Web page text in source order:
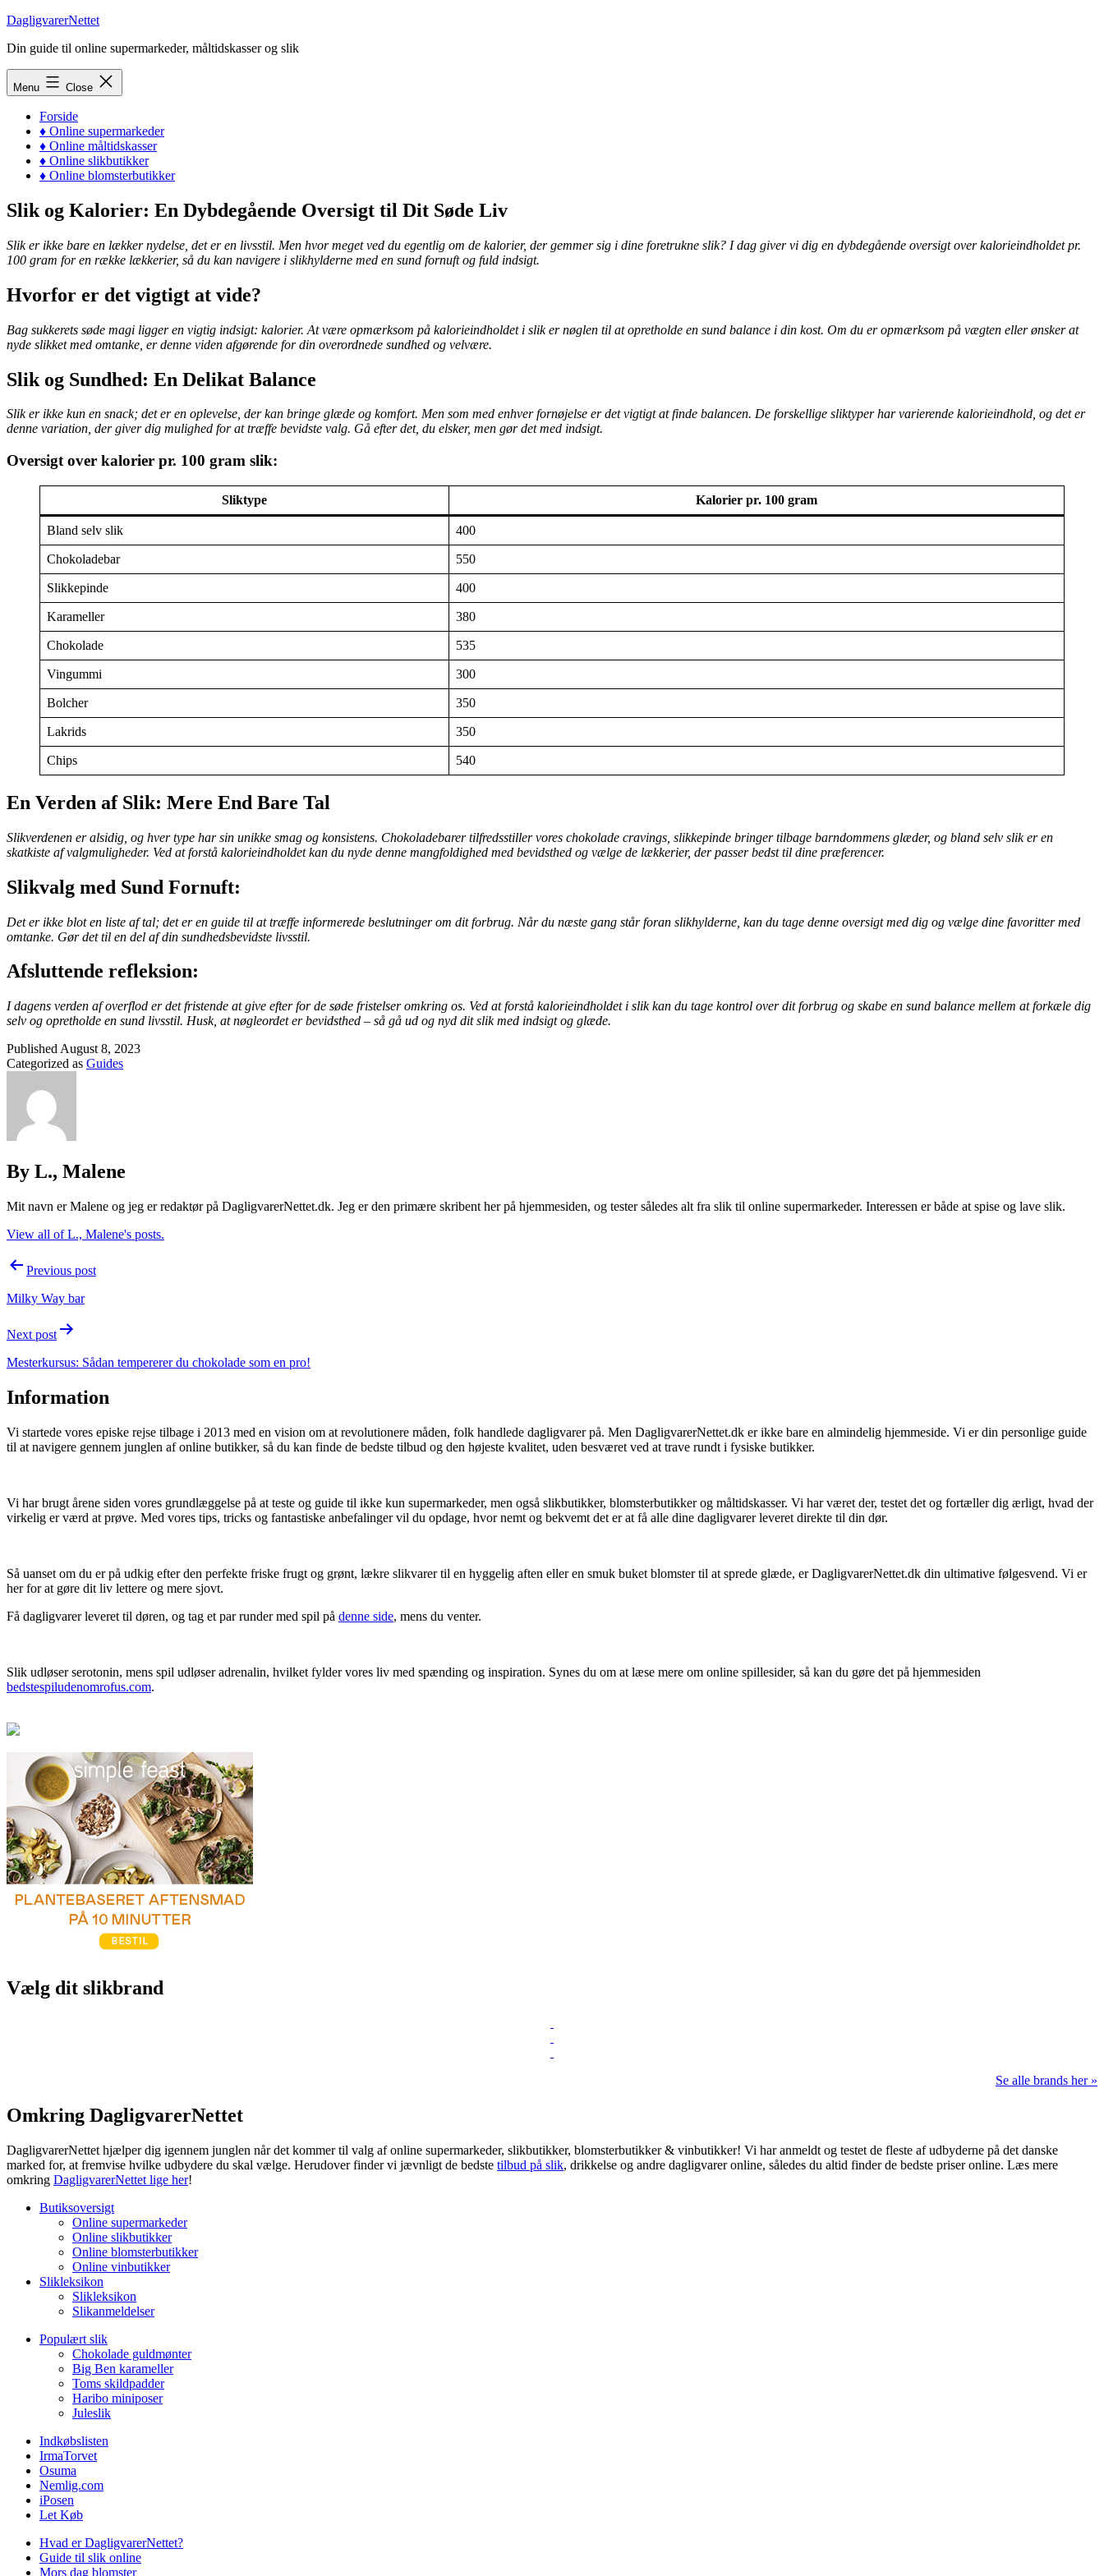
Skip
content
DagligvarerNettet
Din guide til online supermarkeder, måltidskasser og slik
Menu Close
Forside
♦ Online supermarkeder
♦ Online måltidskasser
♦ Online slikbutikker
♦ Online blomsterbutikker
Slik og Kalorier: En Dybdegående Oversigt til Dit Søde Liv
Slik er ikke bare en lækker nydelse, det er en livsstil. Men hvor meget ved du egentlig om de kalorier, der gemmer sig i dine foretrukne slik? I dag giver vi dig en dybdegående oversigt over kalorieindholdet pr.
100 gram for en række lækkerier, så du kan navigere i slikhylderne med en sund fornuft og fuld indsigt.
Hvorfor er det vigtigt at vide?
Bag sukkerets søde magi ligger en vigtig indsigt: kalorier. At være opmærksom på kalorieindholdet i slik er nøglen til at opretholde en sund balance i din kost. Om du er opmærksom på vægten eller ønsker at
nyde slikket med omtanke, er denne viden afgørende for din overordnede sundhed og velvære.
Slik og Sundhed: En Delikat Balance
Slik er ikke kun en snack; det er en oplevelse, der kan bringe glæde og komfort. Men som med enhver fornøjelse er det vigtigt at finde balancen. De forskellige sliktyper har varierende kalorieindhold, og det er
denne variation, der giver dig mulighed for at træffe bevidste valg. Gå efter det, du elsker, men gør det med indsigt.
Oversigt over kalorier pr. 100 gram slik:
Sliktype Kalorier pr. 100 gram
Bland selv slik 400
Chokoladebar 550
Slikkepinde 400
Karameller 380
Chokolade 535
Vingummi 300
Bolcher 350
Lakrids 350
Chips 540
En Verden af Slik: Mere End Bare Tal
Slikverdenen er alsidig, og hver type har sin unikke smag og konsistens. Chokoladebarer tilfredsstiller vores chokolade cravings, slikkepinde bringer tilbage barndommens glæder, og bland selv slik er en
skatkiste af valgmuligheder. Ved at forstå kalorieindholdet kan du nyde denne mangfoldighed med bevidsthed og vælge de lækkerier, der passer bedst til dine præferencer.
Slikvalg med Sund Fornuft:
Det er ikke blot en liste af tal; det er en guide til at træffe informerede beslutninger om dit forbrug. Når du næste gang står foran slikhylderne, kan du tage denne oversigt med dig og vælge dine favoritter med
omtanke. Gør det til en del af din sundhedsbevidste livsstil.
Afsluttende refleksion:
I dagens verden af overflod er det fristende at give efter for de søde fristelser omkring os. Ved at forstå kalorieindholdet i slik kan du tage kontrol over dit forbrug og skabe en sund balance mellem at forkæle dig
selv og opretholde en sund livsstil. Husk, at nøgleordet er bevidsthed – så gå ud og nyd dit slik med indsigt og glæde.
Published August 8, 2023
Categorized as Guides
By L., Malene
Mit navn er Malene og jeg er redaktør på DagligvarerNettet.dk. Jeg er den primære skribent her på hjemmesiden, og tester således alt fra slik til online supermarkeder. Interessen er både at spise og lave slik.
View all of L., Malene's posts.
PostPrevious post
Milky Way bar
Next post
Mesterkursus: Sådan tempererer du chokolade som en pro!
Information
Vi startede vores episke rejse tilbage i 2013 med en vision om at revolutionere måden, folk handlede dagligvarer på. Men DagligvarerNettet.dk er ikke bare en almindelig hjemmeside. Vi er din personlige guide
til at navigere gennem junglen af online butikker, så du kan finde de bedste tilbud og den højeste kvalitet, uden besværet ved at trave rundt i fysiske butikker.
Vi har brugt årene siden vores grundlæggelse på at teste og guide til ikke kun supermarkeder, men også slikbutikker, blomsterbutikker og måltidskasser. Vi har været der, testet det og fortæller dig ærligt, hvad der
virkelig er værd at prøve. Med vores tips, tricks og fantastiske anbefalinger vil du opdage, hvor nemt og bekvemt det er at få alle dine dagligvarer leveret direkte til din dør.
Så uanset om du er på udkig efter den perfekte friske frugt og grønt, lækre slikvarer til en hyggelig aften eller en smuk buket blomster til at sprede glæde, er DagligvarerNettet.dk din ultimative følgesvend. Vi er
her for at gøre dit liv lettere og mere sjovt.
Få dagligvarer leveret til døren, og tag et par runder med spil på denne side, mens du venter.
Slik udløser serotonin, mens spil udløser adrenalin, hvilket fylder vores liv med spænding og inspiration. Synes du om at læse mere om online spillesider, så kan du gøre det på hjemmesiden
bedstespiludenomrofus.com.
Vælg dit slikbrand
Se alle brands her »
Omkring DagligvarerNettet
DagligvarerNettet hjælper dig igennem junglen når det kommer til valg af online supermarkeder, slikbutikker, blomsterbutikker & vinbutikker! Vi har anmeldt og testet de fleste af udbyderne på det danske
marked for, at fremvise hvilke udbydere du skal vælge. Herudover finder vi jævnligt de bedste tilbud på slik, drikkelse og andre dagligvarer online, således du altid finder de bedste priser online. Læs mere
omkring DagligvarerNettet lige her!
Butiksoversigt
Online supermarkeder
Online slikbutikker
Online blomsterbutikker
Online vinbutikker
Slikleksikon
Slikleksikon
Slikanmeldelser
Populært slik
Chokolade guldmønter
Big Ben karameller
Toms skildpadder
Haribo miniposer
Juleslik
Indkøbslisten
IrmaTorvet
Osuma
Nemlig.com
iPosen
Let Køb
Hvad er DagligvarerNettet?
Guide til slik online
Mors dag blomster